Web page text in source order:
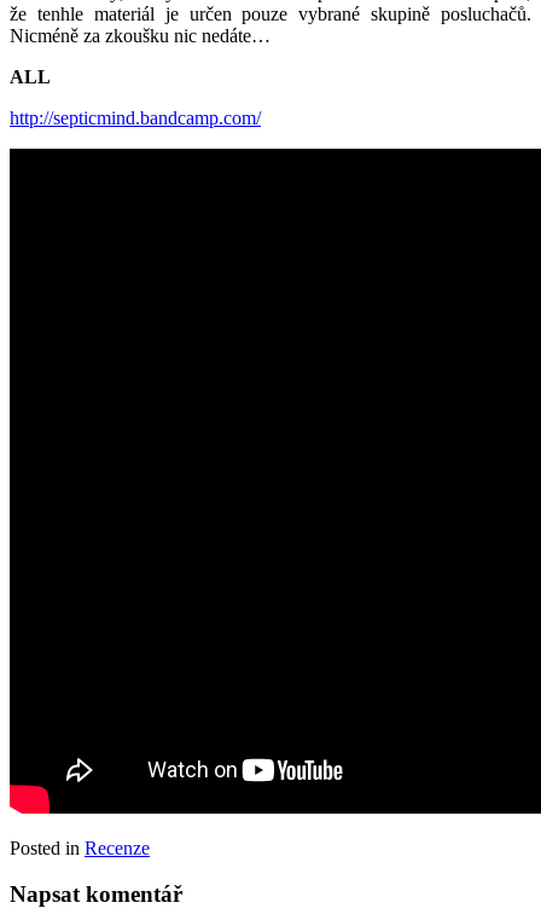
že tenhle materiál je určen pouze vybrané skupině posluchačů.
Nicméně za zkoušku nic nedáte…
ALL
http://septicmind.bandcamp.com/
Posted in Recenze
Napsat komentář